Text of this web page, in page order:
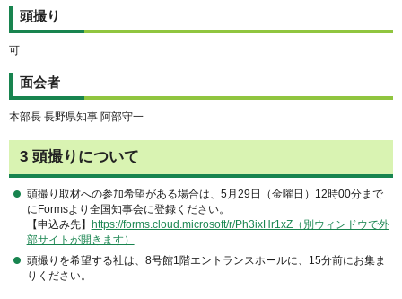
頭撮り
可
面会者
本部長 長野県知事 阿部守一
3 頭撮りについて
頭撮り取材への参加希望がある場合は、5月29日（金曜日）12時00分まで
にFormsより全国知事会に登録ください。
【申込み先】
https://forms.cloud.microsoft/r/Ph3ixHr1xZ（別ウィンドウで外
部サイトが開きます）
頭撮りを希望する社は、8号館1階エントランスホールに、15分前にお集ま
りください。